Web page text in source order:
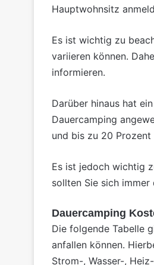
Hauptwohnsitz
Es ist wichtig zu
variieren können.
informieren.
Darüber hinaus hat
Dauercamping
und bis zu 20
Es ist jedoch wichtig
sollten Sie sich
Dauercamping
Die folgende Tabelle
anfallen können.
Strom-, Wasser-,